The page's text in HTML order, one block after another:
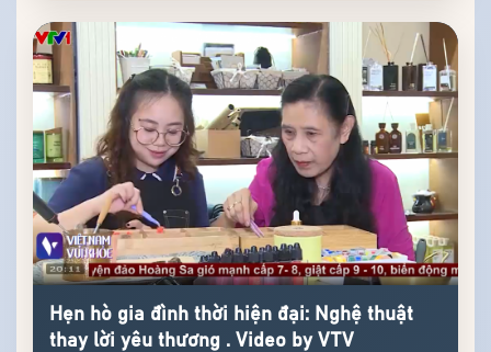
Hẹn hò gia đình thời hiện đại: Nghệ thuật
thay lời yêu thương . Video by VTV